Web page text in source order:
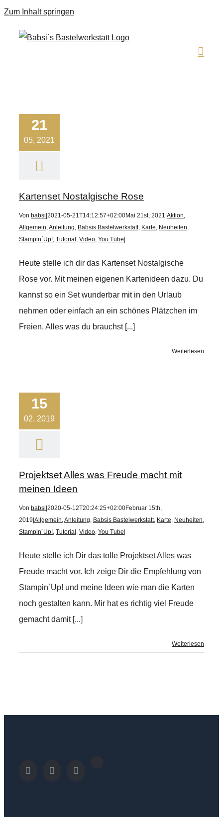
Zum Inhalt springen
21
05, 2021
Kartenset Nostalgische Rose
Von babsi 2021-05-21T14:12:57+02:00Mai 21st, 2021 Aktion,
Allgemein,Anleitung, Babsis Bastelwerkstatt, Karte, Neuheiten,
Stampin´Up!, Tutorial , Video, You Tube
Heute stelle ich dir das Kartenset Nostalgische
Rose vor. Mit meinen eigenen Kartenideen dazu. Du
kannst so ein Set wunderbar mit in den Urlaub
nehmen oder einfach an ein schönes Plätzchen im
Freien. Alles was du brauchst [...]
Weiterlesen
15
02, 2019
Projektset Alles was Freude macht mit
meinen Ideen
Von babsi 2020-05-12T20:24:25+02:00Februar 15th,
2019 Allgemein,Anleitung, Babsis Bastelwerkstatt, Karte, Neuheiten,
Stampin´Up!, Tutorial , Video, You Tube
Heute stelle ich Dir das tolle Projektset Alles was
Freude macht vor. Ich zeige Dir die Empfehlung von
Stampin´Up! und meine Ideen wie man die Karten
noch gestalten kann. Mir hat es richtig viel Freude
gemacht damit [...]
Weiterlesen